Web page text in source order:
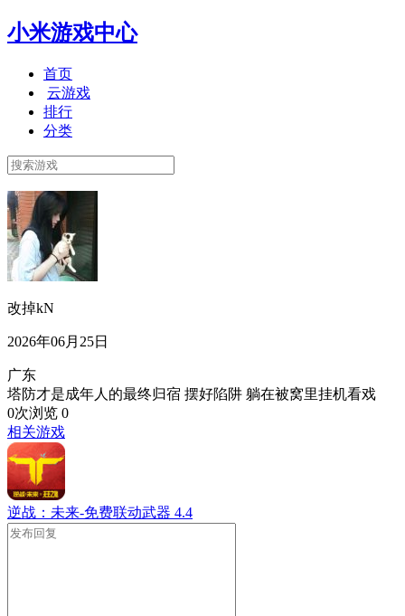
小米游戏中心
首页
云游戏
排行
分类
改掉kN
2026年06月25日
广东
塔防才是成年人的最终归宿 摆好陷阱 躺在被窝里挂机看戏
0次浏览 0
相关游戏
逆战：未来-免费联动武器 4.4